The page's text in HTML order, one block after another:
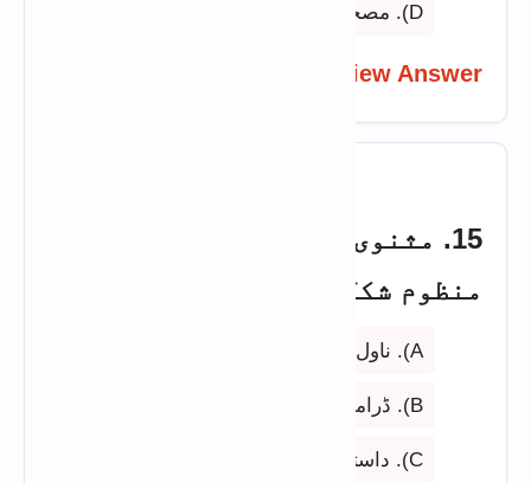
D). مصحفی
View Answer
15. مثنوی کس نثری صنف کی
منظوم شکل ہے؟
A). ناول
B). ڈرامہ
C). داستان